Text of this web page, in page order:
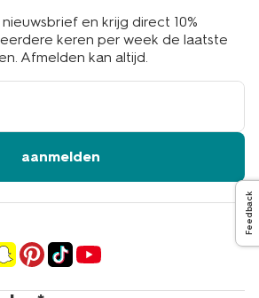
en krijg direct 10%
keren per week de laatste
Afmelden kan altijd.
aanmelden
Feedback